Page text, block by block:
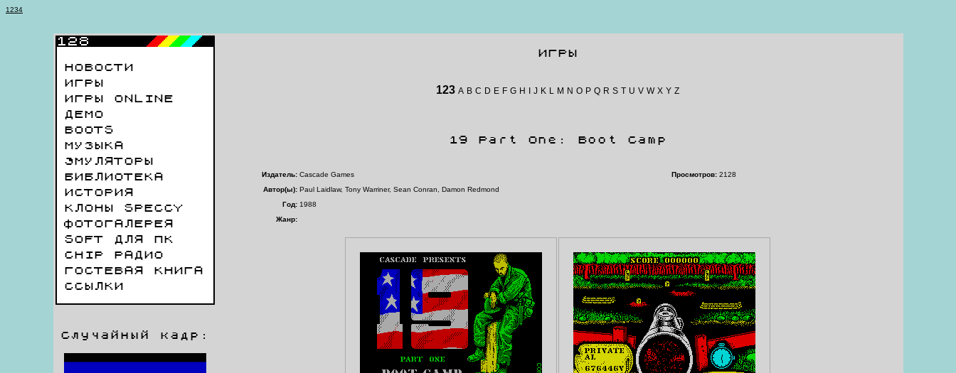
1234
НОВОСТИ
ИГРЫ
ИГРЫ ONLINE
ДЕМО
BOOTS
МУЗЫКА
ЭМУЛЯТОРЫ
БИБЛИОТЕКА
ИСТОРИЯ
КЛОНЫ SPECCY
ФОТОГАЛЕРЕЯ
SOFT ДЛЯ ПК
CHIP РАДИО
ГОСТЕВАЯ КНИГА
ССЫЛКИ
Случайный кадр:
ИГРЫ
123 A B C D E F G H J K L M N O P Q R S T U V W X Y Z
19 Part One: Boot Camp
Издатель: Cascade Games Просмотров: 2128
Автор(ы): Paul Laidlaw, Tony Warriner, Sean Conran, Damon Redmond
Год: 1988
Жанр: